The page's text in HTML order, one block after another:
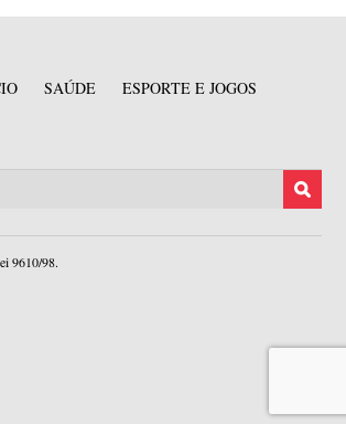
SAÚDE ESPORTE E JOGOS
9610/98.